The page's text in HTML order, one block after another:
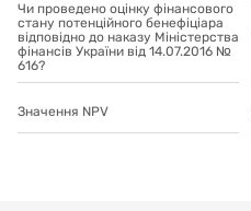
Чи проведено оцінку фінансового
стану потенційного бенефіціара
відповідно до наказу Міністерства
фінансів України від 14.07.2016 №
616?
Значення NPV